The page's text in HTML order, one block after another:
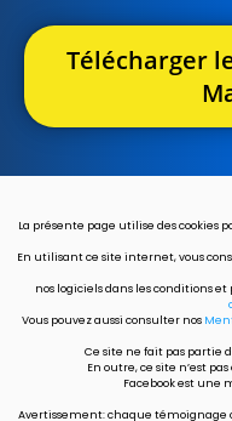
Télécharger
La présente page utilise des cookies
En utilisant ce site internet, vous
nos logiciels dans les conditions
Vous pouvez aussi consulter nos
Ce site ne fait pas partie
En outre, ce site n’est
Facebook est une
Avertissement: chaque témoignage